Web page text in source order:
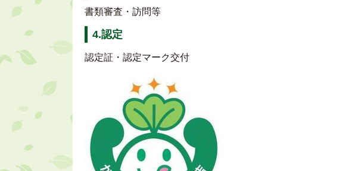
書類審査・訪問等
4.認定
認定証・認定マーク交付